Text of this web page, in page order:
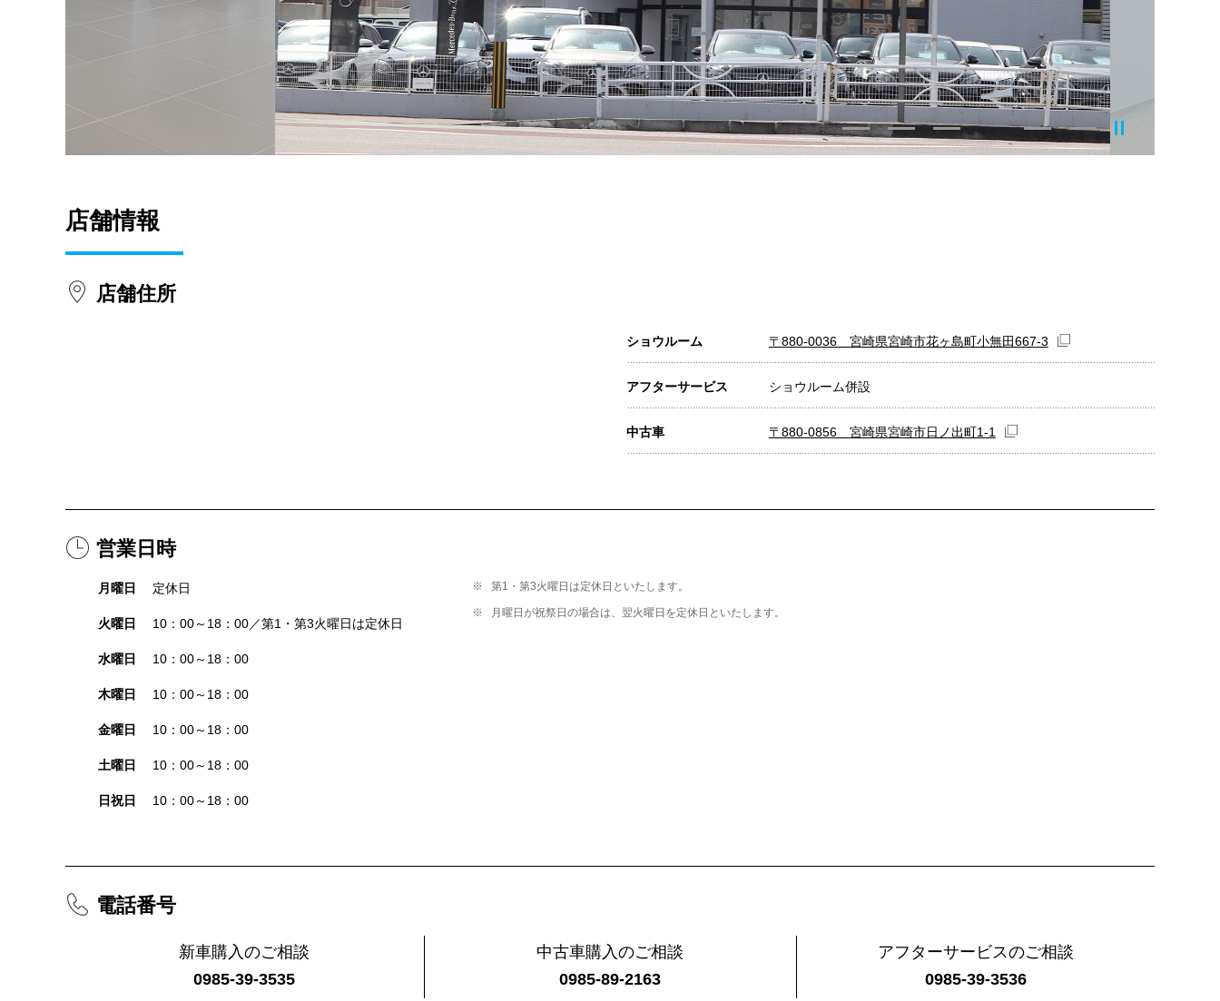
店舗情報
店舗住所
ショウルーム 〒880-0036 宮崎県宮崎市花ヶ島町小無田667-3
アフターサービス ショウルーム併設
中古車 〒880-0856 宮崎県宮崎市日ノ出町1-1
営業日時
月曜日 定休日
火曜日 10：00～18：00／第1・第3火曜日は定休日
水曜日 10：00～18：00
木曜日 10：00～18：00
金曜日 10：00～18：00
土曜日 10：00～18：00
日祝日 10：00～18：00
※ 第1・第3火曜日は定休日といたします。
※ 月曜日が祝祭日の場合は、翌火曜日を定休日といたします。
電話番号
新車購入のご相談
0985-39-3535
中古車購入のご相談
0985-89-2163
アフターサービスのご相談
0985-39-3536